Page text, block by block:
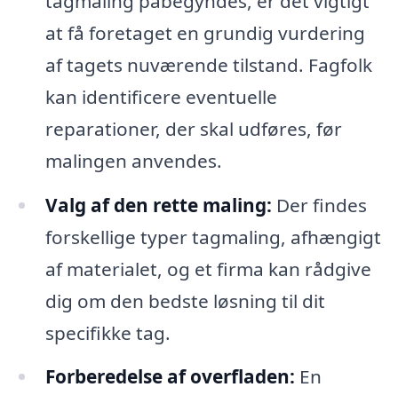
at få foretaget en grundig vurdering
af tagets nuværende tilstand. Fagfolk
kan identificere eventuelle
reparationer, der skal udføres, før
malingen anvendes.
Valg af den rette maling: Der findes
forskellige typer tagmaling, afhængigt
af materialet, og et firma kan rådgive
dig om den bedste løsning til dit
specifikke tag.
Forberedelse af overfladen: En